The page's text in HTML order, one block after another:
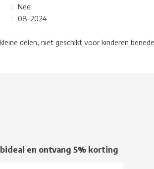
:
Nee
: 08-2024
delen, niet geschikt voor kinderen
en ontvang 5% korting